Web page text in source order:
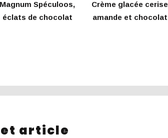
Magnum Spéculoos,
éclats de chocolat
Crème glacée cerise
amande et chocolat
article